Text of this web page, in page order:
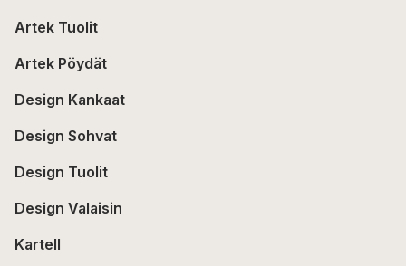
Artek Tuolit
Artek Pöydät
Design Kankaat
Design Sohvat
Design Tuolit
Design Valaisin
Kartell